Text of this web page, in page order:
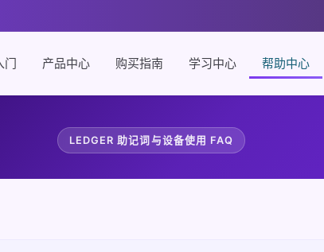
门 产品中心 购买指南 学习中心 帮助中心
LEDGER 助记词与设备使用 FAQ